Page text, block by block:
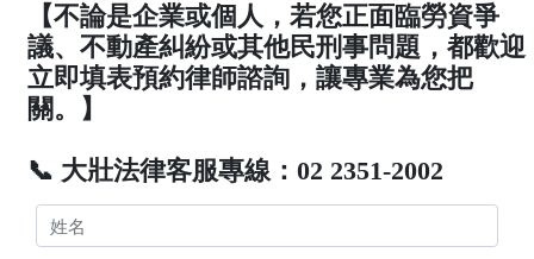
【不論是企業或個人，若您正面臨勞資爭
議、不動產糾紛或其他民刑事問題，都歡迎
立即填表預約律師諮詢，讓專業為您把
關。】
📞 大壯法律客服專線：02 2351-2002